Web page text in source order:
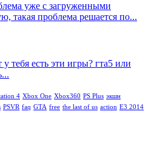
уже с загруженными
такая проблема решается по...
тебя есть эти игры? гта5 или
4 Xbox One Xbox360 PS Plus экшн
PSVR faq GTA free the last of us action E3 2014